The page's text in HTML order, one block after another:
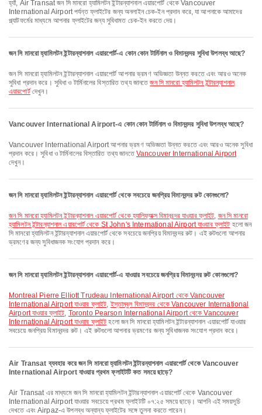
হ্যাঁ, Air Transat জন সি মানরো হ্যামিলটন ইন্টারন্যাশনাল এয়ারপোর্ট থেকে Vancouver
International Airport পর্যন্ত ফ্লাইটের জন্য অনলাইন চেক-ইন প্রদান করে, যা আপনাকে আমাদের
প্ল্যাটফর্মের মাধ্যমে আপনার ফ্লাইটের জন্য সুবিধামত চেক-ইন করতে দেয়।
জন সি মানরো হ্যামিলটন ইন্টারন্যাশনাল এয়ারপোর্ট-এ কোন কোন টার্মিনাল ও বিমানবন্দর সুবিধা উপলব্ধ আছে?
জন সি মানরো হ্যামিলটন ইন্টারন্যাশনাল এয়ারপোর্ট আপনার ভ্রমণ অভিজ্ঞতা উন্নত করতে এবং আরও অনেক
সুবিধা প্রদান করে। সুবিধা ও টার্মিনালের বিস্তারিত তথ্য জানতেজন সি মানরো হ্যামিলটন ইন্টারন্যাশনাল
এয়ারপোর্টদেখুন।
Vancouver International Airport-এ কোন কোন টার্মিনাল ও বিমানবন্দর সুবিধা উপলব্ধ আছে?
Vancouver International Airport আপনার ভ্রমণ অভিজ্ঞতা উন্নত করতে এবং আরও অনেক সুবিধা
প্রদান করে। সুবিধা ও টার্মিনালের বিস্তারিত তথ্য জানতে Vancouver International Airport
দেখুন।
জন সি মানরো হ্যামিলটন ইন্টারন্যাশনাল এয়ারপোর্ট থেকে সবচেয়ে জনপ্রিয় বিমানবন্দর রুট কোনগুলো?
জন সি মানরো হ্যামিলটন ইন্টারন্যাশনাল এয়ারপোর্ট থেকে হ্যালিফ্যাক্স বিমানবন্দর যাওয়ার ফ্লাইট, জন সি মানরো
হ্যামিলটন ইন্টারন্যাশনাল এয়ারপোর্ট থেকে St John's International Airport যাওয়ার ফ্লাইট হলো জন
সি মানরো হ্যামিলটন ইন্টারন্যাশনাল এয়ারপোর্ট থেকে সবচেয়ে জনপ্রিয় বিমানবন্দর রুট। এই রুটগুলো আপনার
ভ্রমণের জন্য সুবিধাজনক সংযোগ প্রদান করে।
জন সি মানরো হ্যামিলটন ইন্টারন্যাশনাল এয়ারপোর্ট-এ যাওয়ার সবচেয়ে জনপ্রিয় বিমানবন্দর রুট কোনগুলো?
Montreal Pierre Elliott Trudeau International Airport থেকে Vancouver
International Airport যাওয়ার ফ্লাইট, ইস্তাম্বুল বিমানবন্দর থেকে Vancouver International
Airport যাওয়ার ফ্লাইট, Toronto Pearson International Airport থেকে Vancouver
International Airport যাওয়ার ফ্লাইট হলো জন সি মানরো হ্যামিলটন ইন্টারন্যাশনাল এয়ারপোর্ট যাওয়ার
সবচেয়ে জনপ্রিয় বিমানবন্দর রুট। এই রুটগুলো আপনার ভ্রমণের জন্য সুবিধাজনক সংযোগ প্রদান করে।
Air Transat ব্যবহার করে জন সি মানরো হ্যামিলটন ইন্টারন্যাশনাল এয়ারপোর্ট থেকে Vancouver
International Airport যাওয়ার প্রথম ফ্লাইটটি কত সময়ে ছাড়ে?
Air Transat এর মাধ্যমে জন সি মানরো হ্যামিলটন ইন্টারন্যাশনাল এয়ারপোর্ট থেকে Vancouver
International Airport যাওয়ার সবচেয়ে প্রথম ফ্লাইটটি ০৭:২৫ সময়ে ছাড়ে। আপনি এই সময়সূচি
দেখতে এবং Airpaz-এ উপলব্ধ অন্যান্য ফ্লাইটের সঙ্গে তুলনা করতে পারেন।